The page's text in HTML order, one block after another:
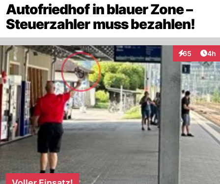
Autofriedhof in blauer Zone –
Steuerzahler muss bezahlen!
65
Interaktionen
4h